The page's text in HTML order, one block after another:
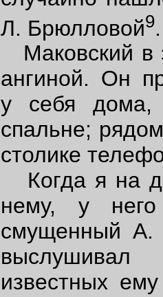
Л. Брюлловой9.
Маковский в
ангиной. Он
у себя дома,
спальне;
столике
Когда я на
нему, у
смущенный А.
известных